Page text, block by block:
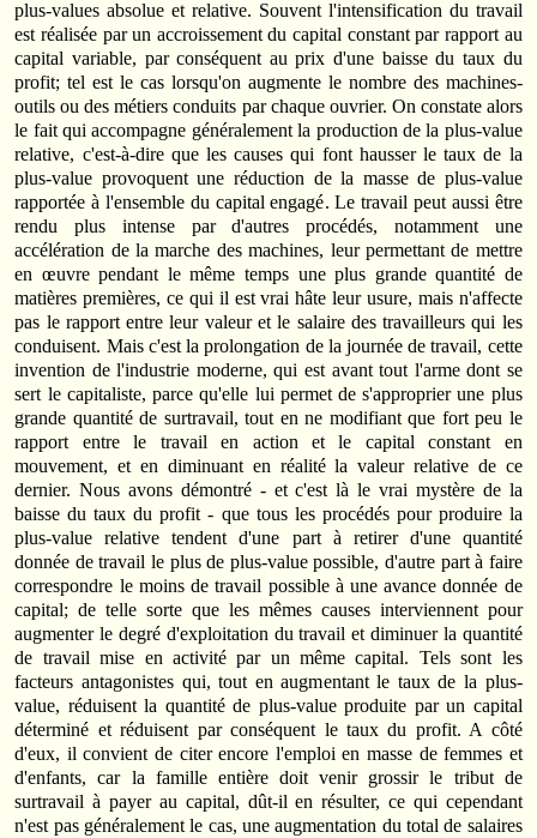
plus-values absolue et relative. Souvent l'intensification du travail
est réalisée par un accroissement du capital constant par rapport au
capital variable, par conséquent au prix d'une baisse du taux du
profit; tel est le cas lorsqu'on augmente le nombre des machines-
outils ou des métiers conduits par chaque ouvrier. On constate alors
le fait qui accompagne généralement la production de la plus-value
relative, c'est-à-dire que les causes qui font hausser le taux de la
plus-value provoquent une réduction de la masse de plus-value
rapportée à l'ensemble du capital engagé. Le travail peut aussi être
rendu plus intense par d'autres procédés, notamment une
accélération de la marche des machines, leur permettant de mettre
en œuvre pendant le même temps une plus grande quantité de
matières premières, ce qui il est vrai hâte leur usure, mais n'affecte
pas le rapport entre leur valeur et le salaire des travailleurs qui les
conduisent. Mais c'est la prolongation de la journée de travail, cette
invention de l'industrie moderne, qui est avant tout l'arme dont se
sert le capitaliste, parce qu'elle lui permet de s'approprier une plus
grande quantité de surtravail, tout en ne modifiant que fort peu le
rapport entre le travail en action et le capital constant en
mouvement, et en diminuant en réalité la valeur relative de ce
dernier. Nous avons démontré - et c'est là le vrai mystère de la
baisse du taux du profit - que tous les procédés pour produire la
plus-value relative tendent d'une part à retirer d'une quantité
donnée de travail le plus de plus-value possible, d'autre part à faire
correspondre le moins de travail possible à une avance donnée de
capital; de telle sorte que les mêmes causes interviennent pour
augmenter le degré d'exploitation du travail et diminuer la quantité
de travail mise en activité par un même capital. Tels sont les
facteurs antagonistes qui, tout en augmentant le taux de la plus-
value, réduisent la quantité de plus-value produite par un capital
déterminé et réduisent par conséquent le taux du profit. A côté
d'eux, il convient de citer encore l'emploi en masse de femmes et
d'enfants, car la famille entière doit venir grossir le tribut de
surtravail à payer au capital, dût-il en résulter, ce qui cependant
n'est pas généralement le cas, une augmentation du total de salaires